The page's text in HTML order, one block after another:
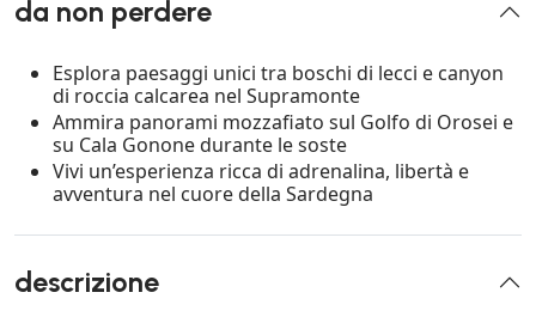
da non perdere
Esplora paesaggi unici tra boschi di lecci e canyon
di roccia calcarea nel Supramonte
Ammira panorami mozzafiato sul Golfo di Orosei e
su Cala Gonone durante le soste
Vivi un’esperienza ricca di adrenalina, libertà e
avventura nel cuore della Sardegna
descrizione